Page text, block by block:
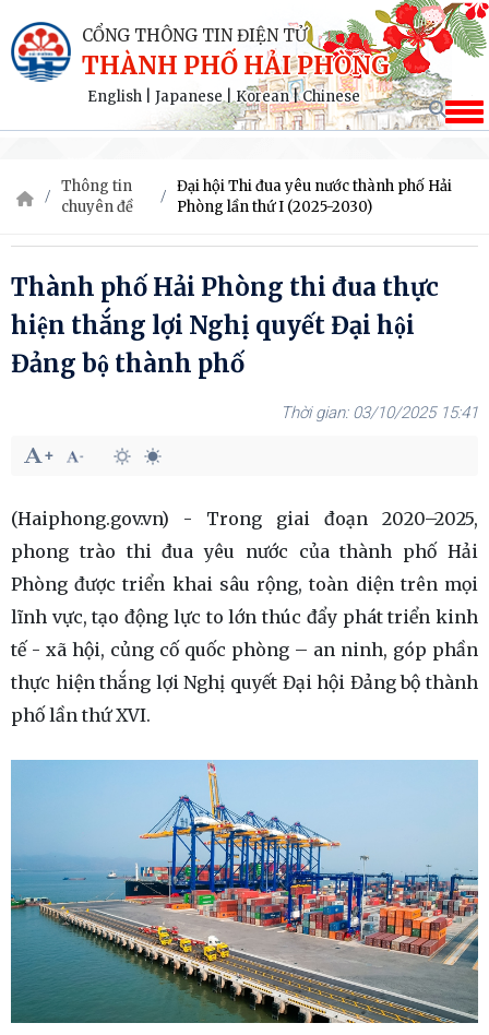
CỔNG THÔNG TIN ĐIỆN TỬ
THÀNH PHỐ HẢI PHÒNG
English Japanese|Korean|Chinese
Thông tin
chuyên đề
Đại hội Thi đua yêu nước thành phố Hải
Phòng lần thứ I (2025-2030)
Thành phố Hải Phòng thi đua thực
hiện thắng lợi Nghị quyết Đại hội
Đảng bộ thành phố
03/10/2025 15:41
(Haiphong.gov.vn) - Trong giai đoạn 2020–2025,
phong trào thi đua yêu nước của thành phố Hải
Phòng được triển khai sâu rộng, toàn diện trên mọi
lĩnh vực, tạo động lực to lớn thúc đẩy phát triển kinh
tế - xã hội, củng cố quốc phòng – an ninh, góp phần
thực hiện thắng lợi Nghị quyết Đại hội Đảng bộ thành
phố lần thứ XVI.